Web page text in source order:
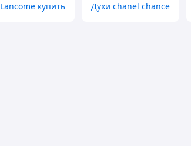
Lancome купить Духи chanel chance